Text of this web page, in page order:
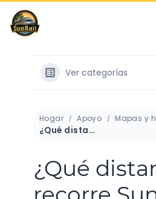
saltar
contenido
Ver categorías
Hogar Apoyo Mapas y
¿Qué distancia recorre SunRail?
¿Qué